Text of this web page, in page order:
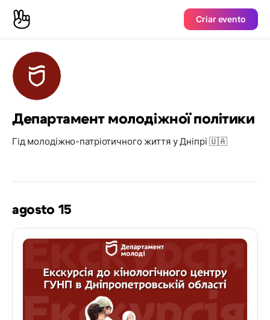
Criar evento
Департамент молодіжної політики
Гід молодіжно-патріотичного життя у Дніпрі 🇺🇦
agosto 15